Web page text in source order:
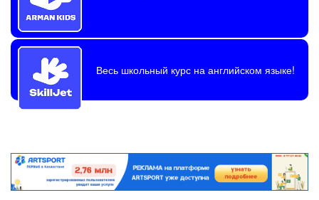
Весь школьный курс на английском языке!